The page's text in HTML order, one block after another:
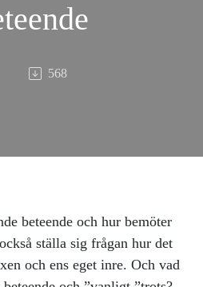
568
beteende och hur bemöter
ställa sig frågan hur det
och ens eget inre. Och vad